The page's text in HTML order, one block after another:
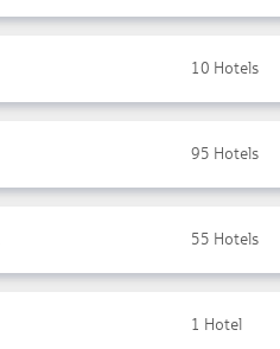
10 Hotels
95 Hotels
55 Hotels
1 Hotel